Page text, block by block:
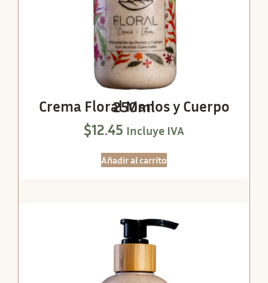
Crema Floral Manos y Cuerpo 250ml
$12.45 Incluye IVA
Añadir al carrito